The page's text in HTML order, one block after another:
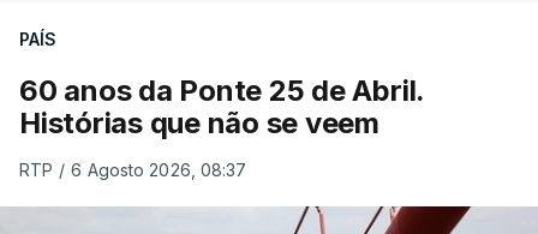
PAÍS
60 anos da Ponte 25 de Abril.
Histórias que não se veem
RTP / 6 Agosto 2026, 08:37